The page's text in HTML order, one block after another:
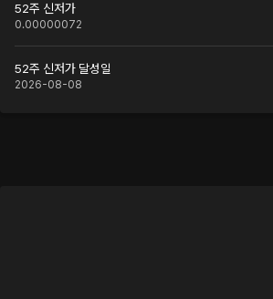
52주 신저가
0.00000072
52주 신저가 달성일
2026-08-08